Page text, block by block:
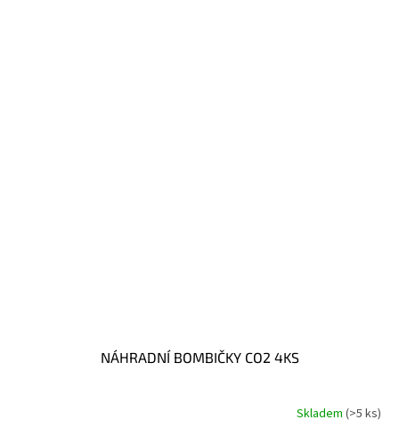
NÁHRADNÍ BOMBIČKY CO2 4KS
Skladem (>5 ks)